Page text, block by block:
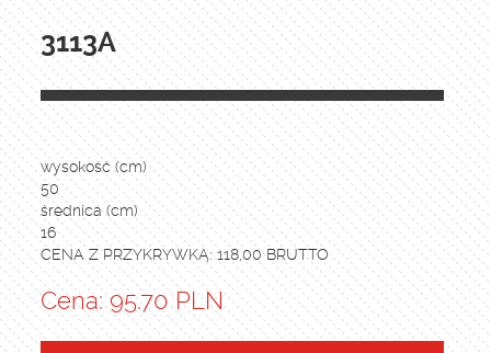
3113A
wysokość (cm)
50
średnica (cm)
16
CENA Z PRZYKRYWKĄ: 118,00 BRUTTO
Cena: 95.70 PLN